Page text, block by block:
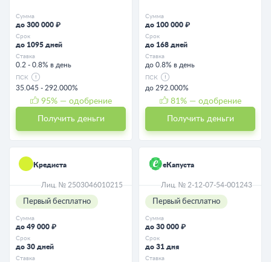
Сумма
до 300 000 ₽
Срок
до 1095 дней
Ставка
0.2 - 0.8% в день
ПСК
35.045 - 292.000%
95% — одобрение
Получить деньги
Сумма
до 100 000 ₽
Срок
до 168 дней
Ставка
до 0.8% в день
ПСК
до 292.000%
81 % — одобрение
Получить деньги
Кредиста
Лиц. № 2503046010215
Первый бесплатно
Сумма
до 49 000 ₽
Срок
до 30 дней
Ставка
еКапуста
Лиц. № 2-12-07-54-001243
Первый бесплатно
Сумма
до 30 000 ₽
Срок
до 31 дня
Ставка